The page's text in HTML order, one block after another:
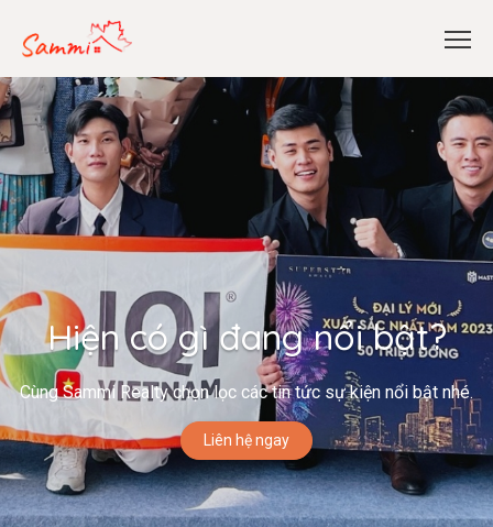
Hiện có gì đang nổi bật?
Cùng Sammi Realty chọn lọc các tin tức sự kiện nổi bật nhé.
Liên hệ ngay